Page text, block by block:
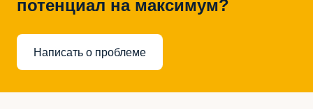
потенциал на максимум?
Написать о проблеме